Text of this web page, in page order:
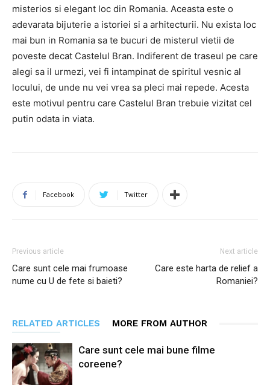
misterios si elegant loc din Romania. Aceasta este o
adevarata bijuterie a istoriei si a arhitecturii. Nu exista loc
mai bun in Romania sa te bucuri de misterul vietii de
poveste decat Castelul Bran. Indiferent de traseul pe care
alegi sa il urmezi, vei fi intampinat de spiritul vesnic al
locului, de unde nu vei vrea sa pleci mai repede. Acesta
este motivul pentru care Castelul Bran trebuie vizitat cel
putin odata in viata.
Facebook Twitter
Previous article
Care sunt cele mai frumoase
nume cu U de fete si baieti?
Next article
Care este harta de relief a
Romaniei?
RELATED ARTICLES MORE FROM AUTHOR
Care sunt cele mai bune filme
coreene?